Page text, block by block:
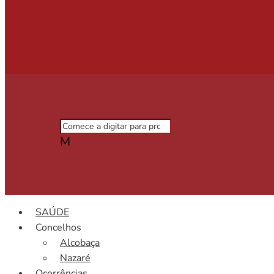
M
SAÚDE
Concelhos
Alcobaça
Nazaré